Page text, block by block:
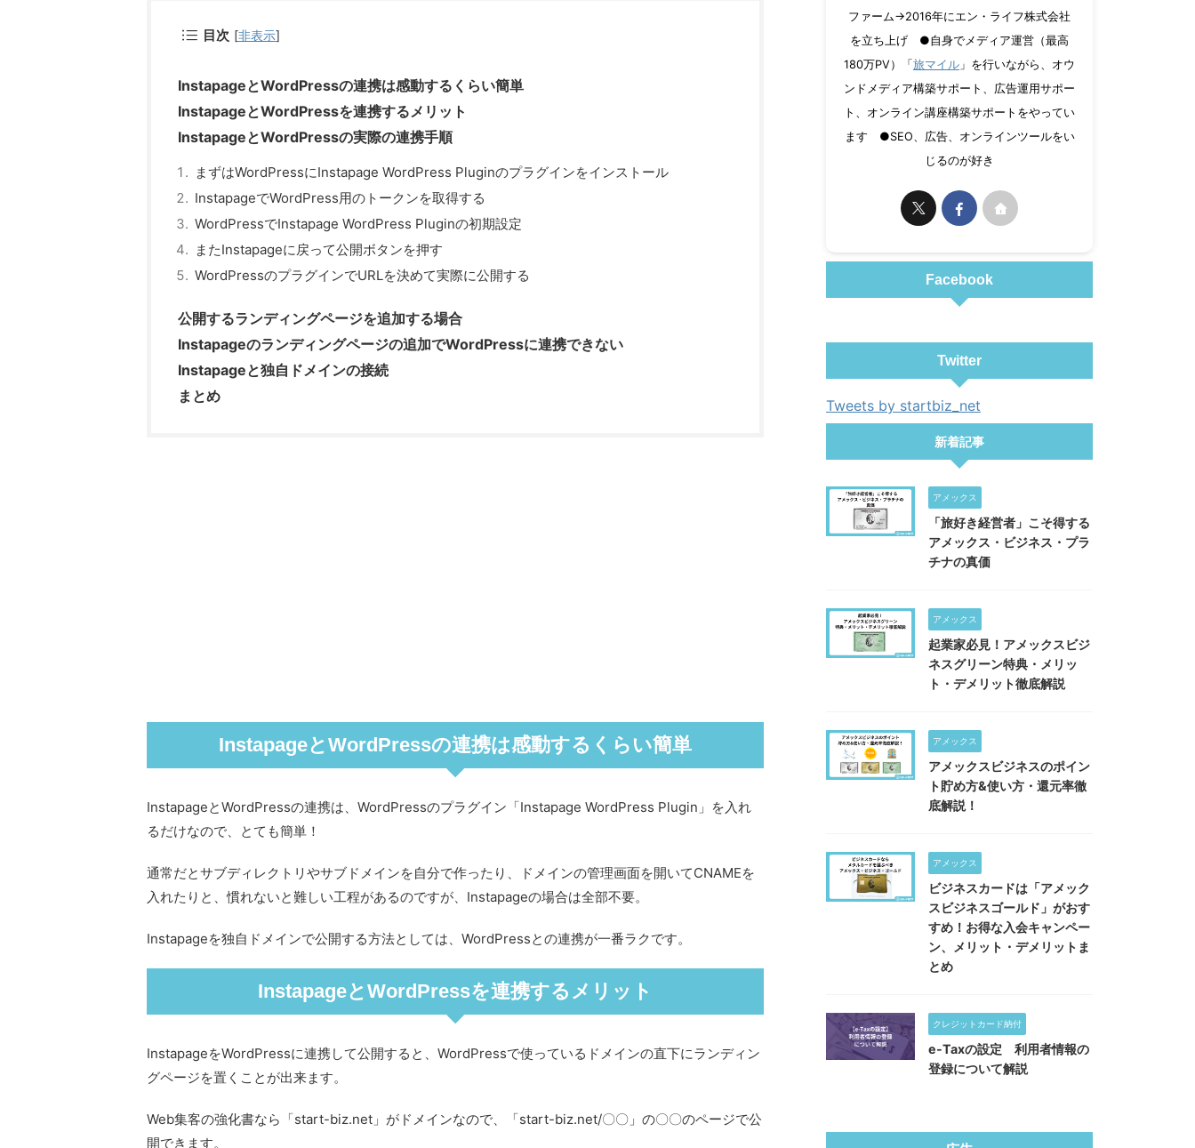
目次 [非表示]
InstapageとWordPressの連携は感動するくらい簡単
InstapageとWordPressを連携するメリット
InstapageとWordPressの実際の連携手順
まずはWordPressにInstapage WordPress Pluginのプラグインをインストール
InstapageでWordPress用のトークンを取得する
WordPressでInstapage WordPress Pluginの初期設定
またInstapageに戻って公開ボタンを押す
WordPressのプラグインでURLを決めて実際に公開する
公開するランディングページを追加する場合
Instapageのランディングページの追加でWordPressに連携できない
Instapageと独自ドメインの接続
まとめ
InstapageとWordPressの連携は感動するくらい簡単
InstapageとWordPressの連携は、WordPressのプラグイン「Instapage WordPress Plugin」を入れ
るだけなので、とても簡単！
通常だとサブディレクトリやサブドメインを自分で作ったり、ドメインの管理画面を開いてCNAMEを
入れたりと、慣れないと難しい工程があるのですが、Instapageの場合は全部不要。
Instapageを独自ドメインで公開する方法としては、WordPressとの連携が一番ラクです。
InstapageとWordPressを連携するメリット
InstapageをWordPressに連携して公開すると、WordPressで使っているドメインの直下にランディン
グページを置くことが出来ます。
Web集客の強化書なら「start-biz.net」がドメインなので、「start-biz.net/〇〇」の〇〇のページで公
開できます。
ファーム→2016年にエン・ライフ株式会社
を立ち上げ ●自身でメディア運営（最高
180万PV）「 旅マイル 」を行いながら、オウ
ンドメディア構築サポート、広告運用サポー
ト、オンライン講座構築サポートをやってい
ます ●SEO、広告、オンラインツールをい
じるのが好き
Facebook
Twitter
Tweets by startbiz_net
新着記事
アメックス
「旅好き経営者」こそ得する
アメックス・ビジネス・プラ
チナの真価
アメックス
起業家必見！アメックスビジ
ネスグリーン特典・メリッ
ト・デメリット徹底解説
アメックス
アメックスビジネスのポイン
ト貯め方&使い方・還元率徹
底解説！
アメックス
ビジネスカードは「アメック
スビジネスゴールド」がおす
すめ！お得な入会キャンペー
ン、メリット・デメリットま
とめ
クレジットカード納付
e-Taxの設定 利用者情報の
登録について解説